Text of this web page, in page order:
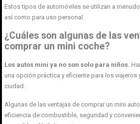
Estos tipos de automóviles se utilizan a
así como para uso personal.
¿Cuáles son algunas de las
comprar un mini coche?
Los autos mini ya no son solo para niños.
una opción práctica y eficiente para los viajeros
ciudad.
Algunas de las ventajas de comprar un mini
eficiencia de combustible, seguridad y